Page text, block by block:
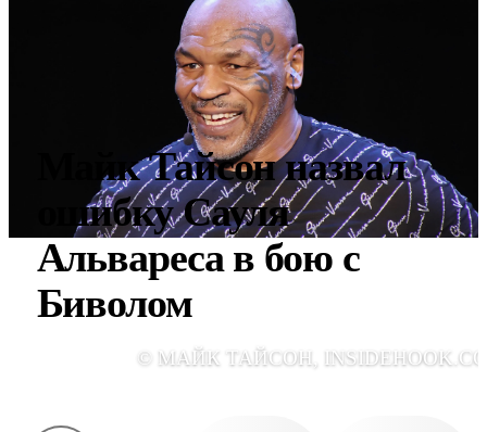
Майк Тайсон назвал
ошибку Сауля
Альвареса в бою с
Биволом
© МАЙК ТАЙСОН,